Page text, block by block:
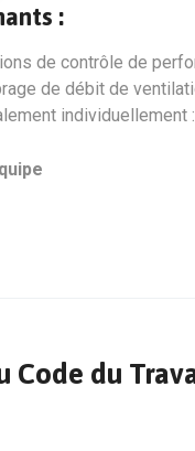
:
de contrôle de
de débit de
individuellement :
Code du